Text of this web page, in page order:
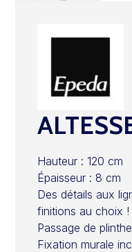
Hauteur : 120 cm
Épaisseur : 8 cm
Des détails aux
finitions au choix !
Passage de
Fixation murale